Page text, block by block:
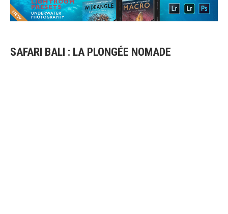
SAFARI BALI : LA PLONGÉE NOMADE